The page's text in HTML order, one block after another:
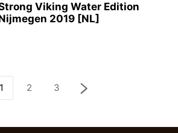
Viking Water Edition
2019 [NL]
1 2 3